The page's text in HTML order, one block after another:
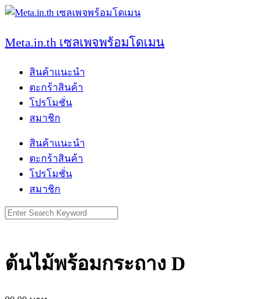
Skip
Meta.in.th เซลเพจพร้อมโดเมน
สินค้าแนะนำ
ตะกร้าสินค้า
โปรโมชั่น
สมาชิก
สินค้าแนะนำ
ตะกร้าสินค้า
โปรโมชั่น
สมาชิก
Search
for:
ต้นไม้พร้อมกระถาง D